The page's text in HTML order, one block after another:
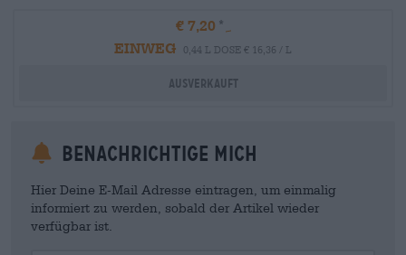
€ 7,20
EINWEG
0,44 L DOSE € 16,36 / L
Ausverkauft
Benachrichtige mich
Hier Deine E-Mail Adresse eintragen, um einmalig
informiert zu werden, sobald der Artikel wieder
verfügbar ist.